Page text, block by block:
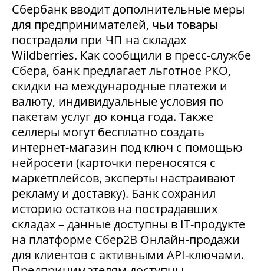
Сбербанк вводит дополнительные меры
для предпринимателей, чьи товары
пострадали при ЧП на складах
Wildberries. Как сообщили в пресс-службе
Сбера, банк предлагает льготное РКО,
скидки на международные платежи и
валюту, индивидуальные условия по
пакетам услуг до конца года. Также
селлеры могут бесплатно создать
интернет-магазин под ключ с помощью
нейросети (карточки переносятся с
маркетплейсов, эксперты настраивают
рекламу и доставку). Банк сохранил
историю остатков на пострадавших
складах – данные доступны в IT-продукте
на платформе Сбер2В Онлайн-продажи
для клиентов с активными API-ключами.